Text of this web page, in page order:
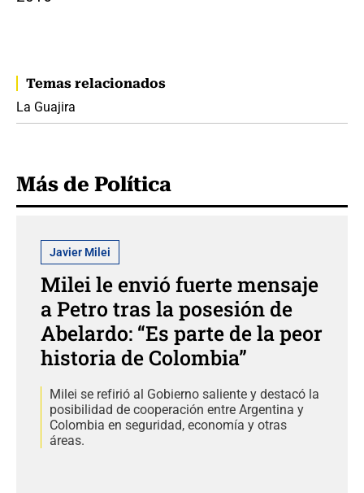
Temas relacionados
La Guajira
Más de Política
Javier Milei
Milei le envió fuerte mensaje
a Petro tras la posesión de
Abelardo: “Es parte de la peor
historia de Colombia”
Milei se refirió al Gobierno saliente y destacó la
posibilidad de cooperación entre Argentina y
Colombia en seguridad, economía y otras
áreas.